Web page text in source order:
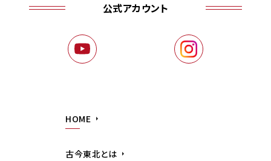
公式アカウント
HOME
古今東北とは